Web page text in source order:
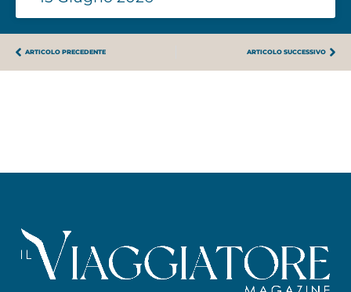
ARTICOLO PRECEDENTE ARTICOLO SUCCESSIVO